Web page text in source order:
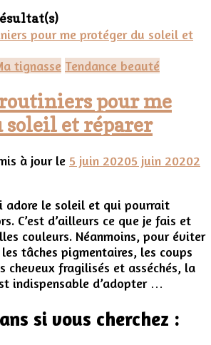
tignasse Tendance beauté
routiniers pour me
soleil et réparer
à jour le 5 juin 20205 juin 20202
adore le soleil et qui pourrait
C’est d’ailleurs ce que je fais et
couleurs. Néanmoins, pour éviter
tâches pigmentaires, les coups
cheveux fragilisés et asséchés, la
indispensable d’adopter …
si vous cherchez :